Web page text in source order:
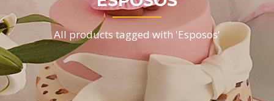
All products tagged with 'Esposos'